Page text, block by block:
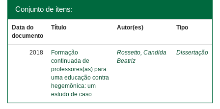
Conjunto de itens:
Data do
documento
Título Autor(es) Tipo
2018
Formação
continuada de
professores(as) para
uma educação contra
hegemônica: um
estudo de caso
Rossetto, Candida
Beatriz
Dissertação